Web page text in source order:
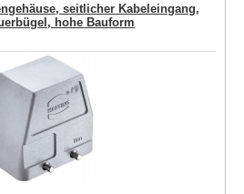
seitlicher Kabeleingang,
hohe Bauform